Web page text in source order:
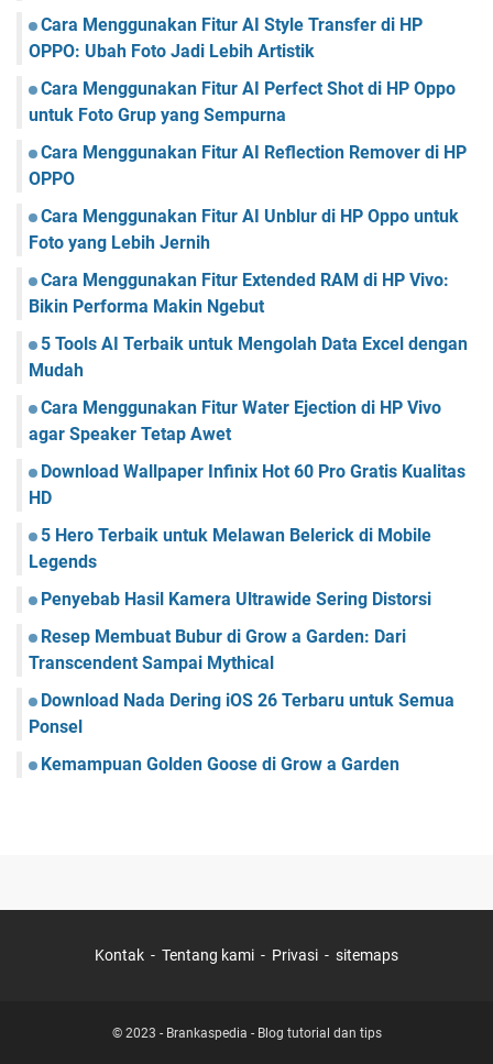
Cara Menggunakan Fitur AI Style Transfer di HP
OPPO: Ubah Foto Jadi Lebih Artistik
Cara Menggunakan Fitur AI Perfect Shot di HP Oppo
untuk Foto Grup yang Sempurna
Cara Menggunakan Fitur AI Reflection Remover di HP
OPPO
Cara Menggunakan Fitur AI Unblur di HP Oppo untuk
Foto yang Lebih Jernih
Cara Menggunakan Fitur Extended RAM di HP Vivo:
Bikin Performa Makin Ngebut
5 Tools AI Terbaik untuk Mengolah Data Excel dengan
Mudah
Cara Menggunakan Fitur Water Ejection di HP Vivo
agar Speaker Tetap Awet
Download Wallpaper Infinix Hot 60 Pro Gratis Kualitas
HD
5 Hero Terbaik untuk Melawan Belerick di Mobile
Legends
Penyebab Hasil Kamera Ultrawide Sering Distorsi
Resep Membuat Bubur di Grow a Garden: Dari
Transcendent Sampai Mythical
Download Nada Dering iOS 26 Terbaru untuk Semua
Ponsel
Kemampuan Golden Goose di Grow a Garden
Kontak Tentang kami Privasi sitemaps
© 2023 - Brankaspedia - Blog tutorial dan tips